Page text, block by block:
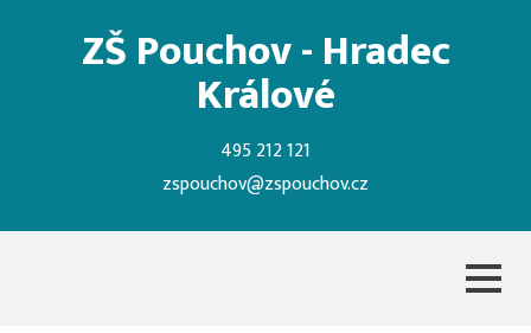
ZŠ Pouchov - Hradec
Králové
495 212 121
zspouchov@zspouchov.cz